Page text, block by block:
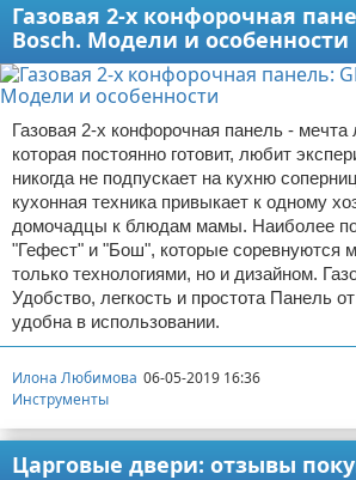
Газовая 2-х конфорочная
Bosch. Модели и особенности
Газовая 2-х конфорочная панель - мечта
которая постоянно готовит, любит
никогда не подпускает на кухню
кухонная техника привыкает к одному
домочадцы к блюдам мамы. Наиболее
"Гефест" и "Бош", которые соревнуются
только технологиями, но и дизайном.
Удобство, легкость и простота Панель
удобна в использовании.
Илона Любимова 06-05-2019 16:36
Инструменты
Царговые двери: отзывы